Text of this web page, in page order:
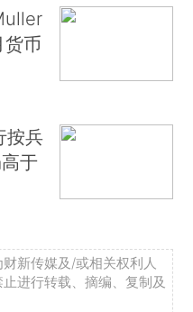
货币
按兵
于
新传媒及/或相关权利人
进行转载、摘编、复制及